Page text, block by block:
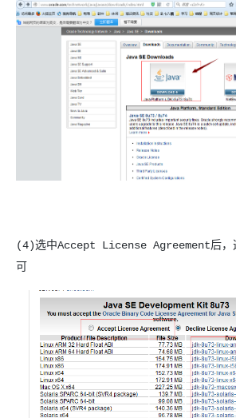
(4)选中Accept License Agreement后，
可